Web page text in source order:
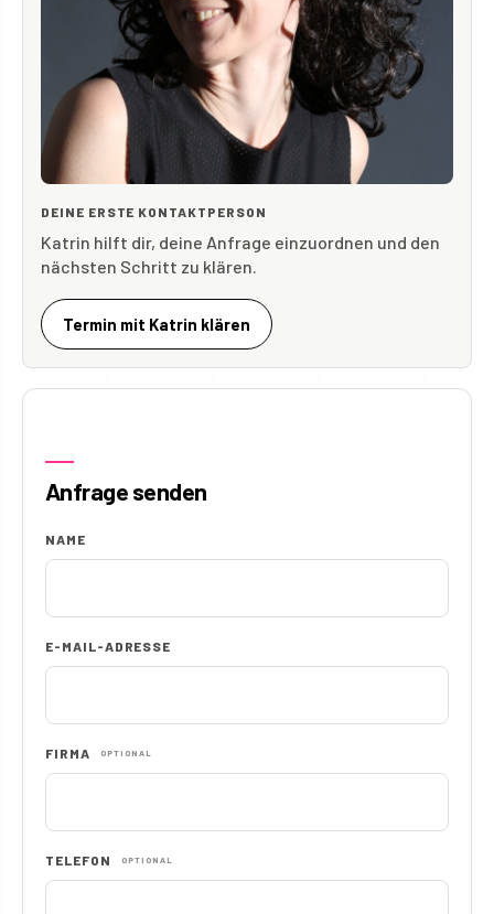
DEINE ERSTE KONTAKTPERSON
Katrin hilft dir, deine Anfrage einzuordnen und den
nächsten Schritt zu klären.
Termin mit Katrin klären
Anfrage senden
NAME
E-MAIL-ADRESSE
FIRMA OPTIONAL
TELEFON OPTIONAL